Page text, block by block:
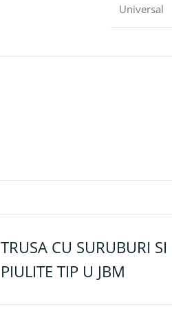
Universal
TRUSA CU SURUBURI SI
PIULITE TIP U JBM